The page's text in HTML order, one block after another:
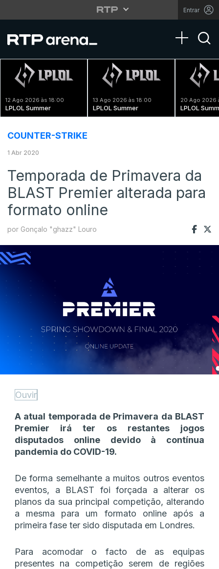
Entrar
Toggle
12 Ago 2026 às 18:00
LPLOL Summer
13 Ago 2026 às 18:00
LPLOL Summer
20 Ago 2026
LPLOL
COUNTER-STRIKE
1 Abr 2020
Temporada de Primavera da
BLAST Premier alterada para
formato online
por Gonçalo "ghazz" Louro
Ouvir
A atual temporada de Primavera da BLAST
Premier irá ter os restantes jogos
disputados online devido à contínua
pandemia do COVID-19.
De forma semelhante a muitos outros eventos
eventos, a BLAST foi forçada a alterar os
planos da sua principal competição, alterando
a mesma para um formato online após a
primeira fase ter sido disputada em Londres.
Para acomodar o facto de as equipas
presentes na competição serem de regiões